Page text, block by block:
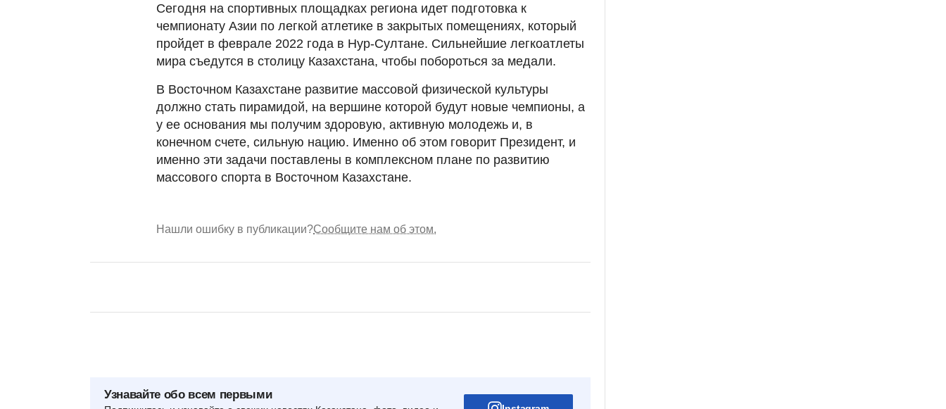
Сегодня на спортивных площадках региона идет подготовка к
чемпионату Азии по легкой атлетике в закрытых помещениях, который
пройдет в феврале 2022 года в Нур-Султане. Сильнейшие легкоатлеты
мира съедутся в столицу Казахстана, чтобы побороться за медали.
В Восточном Казахстане развитие массовой физической культуры
должно стать пирамидой, на вершине которой будут новые чемпионы, а
у ее основания мы получим здоровую, активную молодежь и, в
конечном счете, сильную нацию. Именно об этом говорит Президент, и
именно эти задачи поставлены в комплексном плане по развитию
массового спорта в Восточном Казахстане.
Нашли ошибку в публикации?Сообщите нам об этом.
Узнавайте обо всем первыми